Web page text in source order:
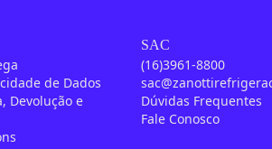
de Dados
Devolução e
SAC
(16)3961-8800
Dúvidas Frequentes
Fale Conosco